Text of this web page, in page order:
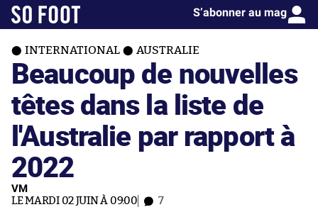
S’abonner au mag
INTERNATIONAL AUSTRALIE
Beaucoup de nouvelles
têtes dans la liste de
l'Australie par rapport à
2022
VM
LE MARDI 02 JUIN À 09:00 7